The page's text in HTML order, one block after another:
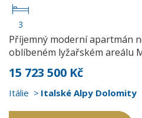
3
Příjemný moderní apartmán
oblíbeném lyžařském areálu
15 723 500 Kč
Itálie Italské Alpy Dolomity